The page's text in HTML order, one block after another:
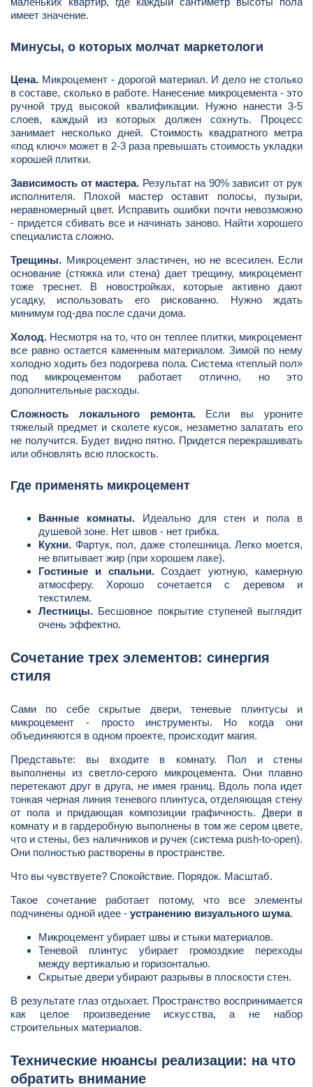
имеет значение.
Минусы, о которых молчат маркетологи
Цена. Микроцемент - дорогой материал. И дело не столько
в составе, сколько в работе. Нанесение микроцемента - это
ручной труд высокой квалификации. Нужно нанести 3-5
слоев, каждый из которых должен сохнуть. Процесс
занимает несколько дней. Стоимость квадратного метра
«под ключ» может в 2-3 раза превышать стоимость укладки
хорошей плитки.
Зависимость от мастера. Результат на 90% зависит от рук
исполнителя. Плохой мастер оставит полосы, пузыри,
неравномерный цвет. Исправить ошибки почти невозможно
- придется сбивать все и начинать заново. Найти хорошего
специалиста сложно.
Трещины. Микроцемент эластичен, но не всесилен. Если
основание (стяжка или стена) дает трещину, микроцемент
тоже треснет. В новостройках, которые активно дают
усадку, использовать его рискованно. Нужно ждать
минимум год-два после сдачи дома.
Холод. Несмотря на то, что он теплее плитки, микроцемент
все равно остается каменным материалом. Зимой по нему
холодно ходить без подогрева пола. Система «теплый пол»
под микроцементом работает отлично, но это
дополнительные расходы.
Сложность локального ремонта.Если вы уроните
тяжелый предмет и сколете кусок, незаметно залатать его
не получится. Будет видно пятно. Придется перекрашивать
или обновлять всю плоскость.
Где применять микроцемент
Ванные комнаты.Идеально для стен и пола в
душевой зоне. Нет швов - нет грибка.
Кухни. Фартук, пол, даже столешница. Легко моется,
не впитывает жир (при хорошем лаке).
Гостиные и спальни.Создает уютную, камерную
атмосферу. Хорошо сочетается с деревом и
текстилем.
Лестницы. Бесшовное покрытие ступеней выглядит
очень эффектно.
Сочетание трех элементов: синергия
стиля
Сами по себе скрытые двери, теневые плинтусы и
микроцемент - просто инструменты. Но когда они
объединяются в одном проекте, происходит магия.
Представьте: вы входите в комнату. Пол и стены
выполнены из светло-серого микроцемента. Они плавно
перетекают друг в друга, не имея границ. Вдоль пола идет
тонкая черная линия теневого плинтуса, отделяющая стену
от пола и придающая композиции графичность. Двери в
комнату и в гардеробную выполнены в том же сером цвете,
что и стены, без наличников и ручек (система push-to-open).
Они полностью растворены в пространстве.
Что вы чувствуете? Спокойствие. Порядок. Масштаб.
Такое сочетание работает потому, что все элементы
подчинены одной идее - устранению визуального шума.
Микроцемент убирает швы и стыки материалов.
Теневой плинтус убирает громоздкие переходы
между вертикалью и горизонталью.
Скрытые двери убирают разрывы в плоскости стен.
В результате глаз отдыхает. Пространство воспринимается
как целое произведение искусства, а не набор
строительных материалов.
Технические нюансы реализации: на что
обратить внимание